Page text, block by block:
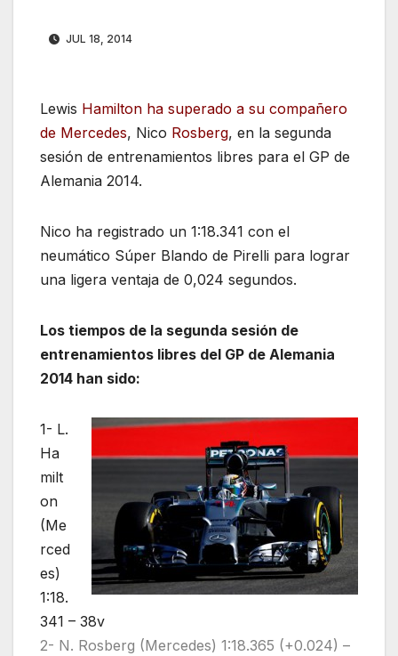
JUL 18, 2014
Lewis Hamilton ha superado a su compañero
de Mercedes, Nico Rosberg, en la segunda
sesión de entrenamientos libres para el GP de
Alemania 2014.
Nico ha registrado un 1:18.341 con el
neumático Súper Blando de Pirelli para lograr
una ligera ventaja de 0,024 segundos.
Los tiempos de la segunda sesión de
entrenamientos libres del GP de Alemania
2014 han sido:
1- L.
Ha
milt
on
(Me
rced
es)
1:18.
341 – 38v
2- N. Rosberg (Mercedes) 1:18.365 (+0.024) –